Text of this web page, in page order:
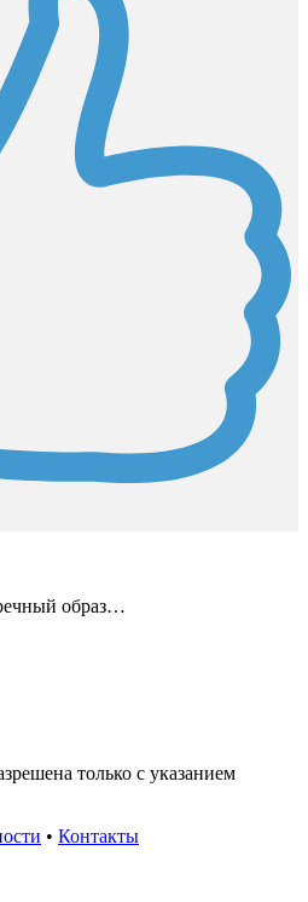
образ…
только с указанием
• Контакты